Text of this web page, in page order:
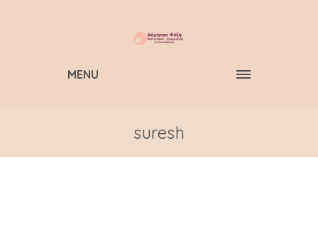
MENU
suresh